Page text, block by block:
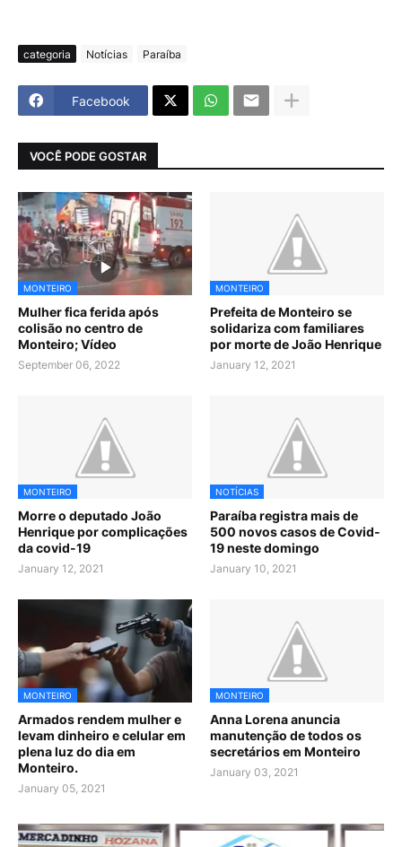
categoria Notícias Paraíba
Facebook
VOCÊ PODE GOSTAR
MONTEIRO
Mulher fica ferida após
colisão no centro de
Monteiro; Vídeo
September 06, 2022
MONTEIRO
Prefeita de Monteiro se
solidariza com familiares
por morte de João Henrique
January 12, 2021
MONTEIRO
Morre o deputado João
Henrique por complicações
da covid-19
January 12, 2021
NOTÍCIAS
Paraíba registra mais de
500 novos casos de Covid-
19 neste domingo
January 10, 2021
MONTEIRO
Armados rendem mulher e
levam dinheiro e celular em
plena luz do dia em
Monteiro.
January 05, 2021
MONTEIRO
Anna Lorena anuncia
manutenção de todos os
secretários em Monteiro
January 03, 2021